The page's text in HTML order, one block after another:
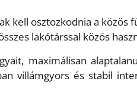
kell osztozkodnia a közös
lakótárssal közös
maximálisan
villámgyors és stabil